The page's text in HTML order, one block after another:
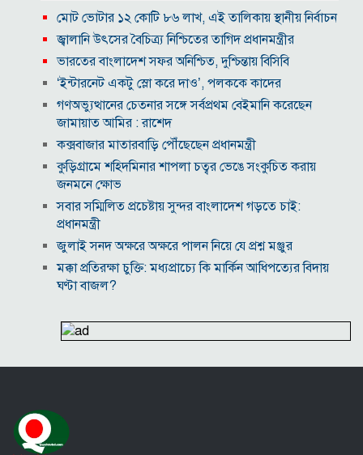
মোট ভোটার ১২ কোটি ৮৬ লাখ, এই তালিকায় স্থানীয় নির্বাচন
জ্বালানি উৎসের বৈচিত্র্য নিশ্চিতের তাগিদ প্রধানমন্ত্রীর
ভারতের বাংলাদেশ সফর অনিশ্চিত, দুশ্চিন্তায় বিসিবি
‘ইন্টারনেট একটু স্লো করে দাও’, পলককে কাদের
গণঅভ্যুত্থানের চেতনার সঙ্গে সর্বপ্রথম বেইমানি করেছেন
জামায়াত আমির : রাশেদ
কক্সবাজার মাতারবাড়ি পৌঁছেছেন প্রধানমন্ত্রী
কুড়িগ্রামে শহিদমিনার শাপলা চত্বর ভেঙে সংকুচিত করায়
জনমনে ক্ষোভ
সবার সম্মিলিত প্রচেষ্টায় সুন্দর বাংলাদেশ গড়তে চাই:
প্রধানমন্ত্রী
জুলাই সনদ অক্ষরে অক্ষরে পালন নিয়ে যে প্রশ্ন মঞ্জুর
মক্কা প্রতিরক্ষা চুক্তি: মধ্যপ্রাচ্যে কি মার্কিন আধিপত্যের বিদায়
ঘণ্টা বাজল?
সিরাজুল ও সম্পাদক হামিদুর নির্বাচিত
নওগাঁয় সপ্তাহব্যাপী বৃক্ষমেলার সমাপনি
অবশেষে আলভারেজের ভবিষ্যৎ নিয়ে মুখ খুললেন সিমিওনে